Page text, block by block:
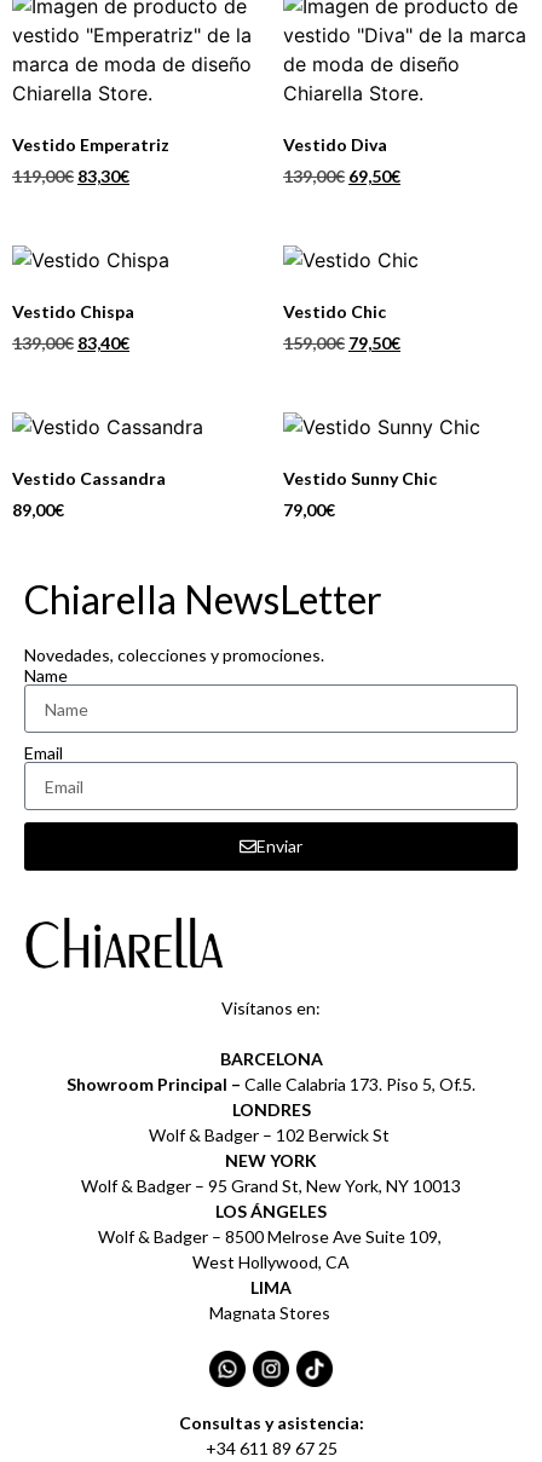
Vestido Emperatriz
119,00€ 83,30€
Vestido Diva
139,00€ 69,50€
Vestido Chispa
139,00€ 83,40€
Vestido Chic
159,00€ 79,50€
Vestido Cassandra
89,00€
Vestido Sunny Chic
79,00€
Chiarella NewsLetter
Novedades, colecciones y promociones.
Name
Email
Enviar
Visítanos en:
BARCELONA
Showroom Principal – Calle Calabria 173. Piso 5, Of.5.
LONDRES
Wolf & Badger – 102 Berwick St
NEW YORK
Wolf & Badger – 95 Grand St, New York, NY 10013
LOS ÁNGELES
Wolf & Badger – 8500 Melrose Ave Suite 109,
West Hollywood, CA
LIMA
Magnata Stores
Consultas y asistencia:
+34 611 89 67 25